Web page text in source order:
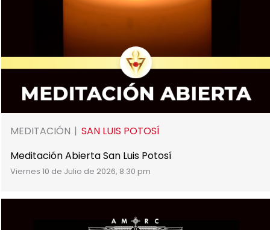
MEDITACIÓN
SAN LUIS POTOSÍ
Meditación Abierta San Luis Potosí
Viernes 10 de Julio de 2026, 8:30 pm